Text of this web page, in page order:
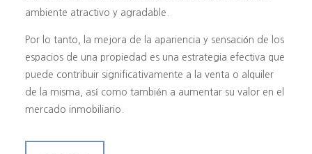
ambiente atractivo y agradable.
Por lo tanto, la mejora de la apariencia y sensación de los
espacios de una propiedad es una estrategia efectiva que
puede contribuir significativamente a la venta o alquiler
de la misma, así como también a aumentar su valor en el
mercado inmobiliario.